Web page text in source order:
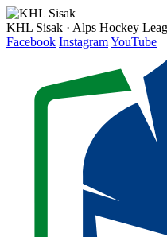
KHL Sisak · Alps Hockey
Facebook InstagramYouTube